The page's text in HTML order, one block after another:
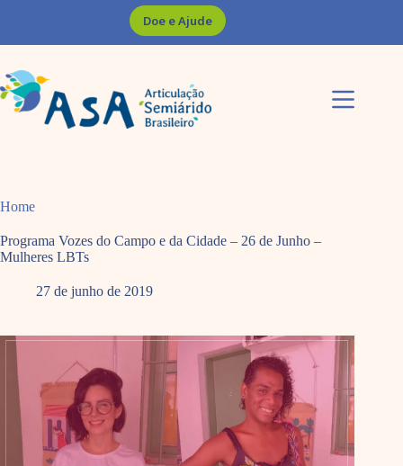
Doe e Ajude
Home
Programa Vozes do Campo e da Cidade – 26 de Junho –
Mulheres LBTs
27 de junho de 2019